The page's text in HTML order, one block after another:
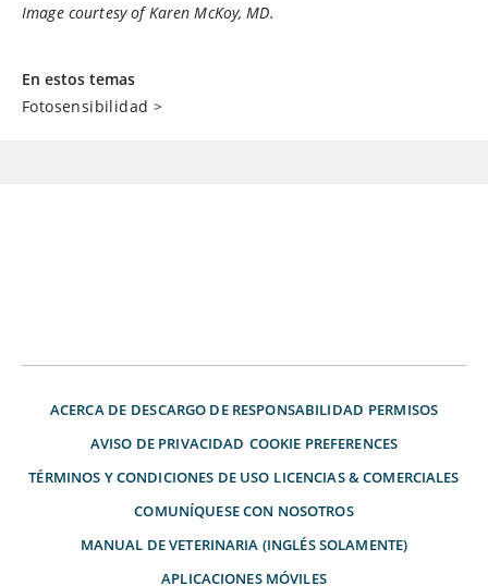
Image courtesy of Karen McKoy, MD.
En estos temas
Fotosensibilidad >
ACERCA DE DESCARGO DE RESPONSABILIDAD PERMISOS
AVISO DE PRIVACIDAD COOKIE PREFERENCES
TÉRMINOS Y CONDICIONES DE USO LICENCIAS & COMERCIALES
COMUNÍQUESE CON NOSOTROS
MANUAL DE VETERINARIA (INGLÉS SOLAMENTE)
APLICACIONES MÓVILES